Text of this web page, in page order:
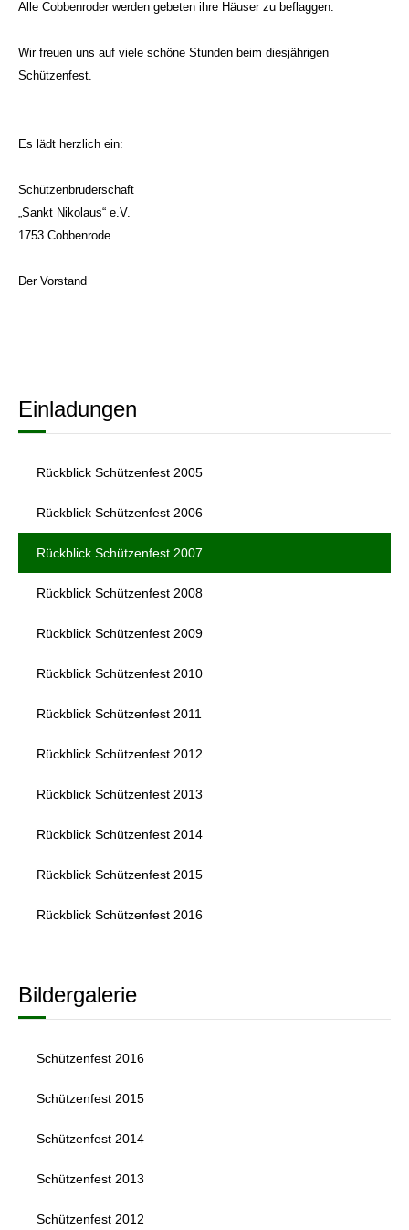
Alle Cobbenroder werden gebeten ihre Häuser zu beflaggen.
Wir freuen uns auf viele schöne Stunden beim diesjährigen
Schützenfest.
Es lädt herzlich ein:
Schützenbruderschaft
„Sankt Nikolaus“ e.V.
1753 Cobbenrode
Der Vorstand
Einladungen
Rückblick Schützenfest 2005
Rückblick Schützenfest 2006
Rückblick Schützenfest 2007
Rückblick Schützenfest 2008
Rückblick Schützenfest 2009
Rückblick Schützenfest 2010
Rückblick Schützenfest 2011
Rückblick Schützenfest 2012
Rückblick Schützenfest 2013
Rückblick Schützenfest 2014
Rückblick Schützenfest 2015
Rückblick Schützenfest 2016
Bildergalerie
Schützenfest 2016
Schützenfest 2015
Schützenfest 2014
Schützenfest 2013
Schützenfest 2012